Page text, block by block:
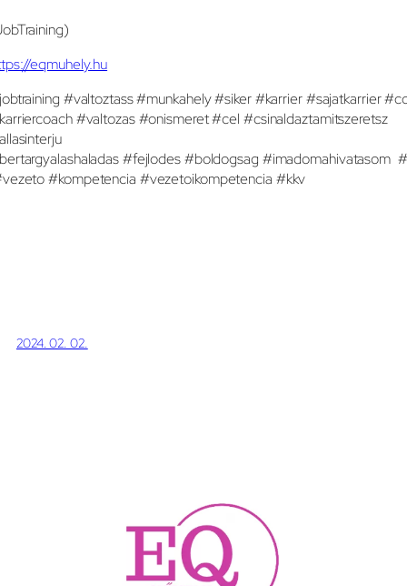
eqmuhely.hu
#valtoztass #munkahely #siker #karrier #sajatkarrier
#valtozas #onismeret #cel #csinaldaztamitszeretsz
#fejlodes #boldogsag #imadomahivatasom
#kompetencia #vezetoikompetencia #kkv
2024. 02. 02.